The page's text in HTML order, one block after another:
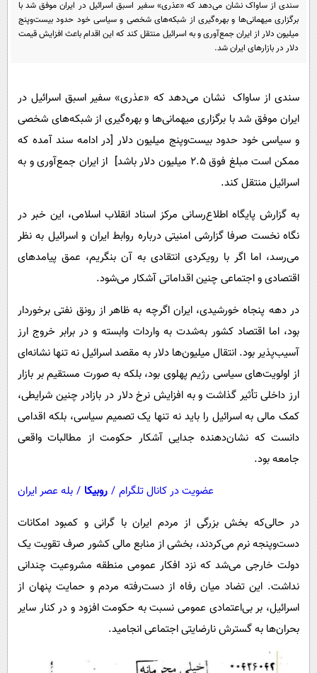
سرگرمی
فناوری
سلامت
فرهنگی
اجتماعی
حیات وحش
پیامک
روانشناسی
سندی از ساواک نشان می‌دهد که «عذری» سفیر اسبق اسرائیل در ایران موفق شد با
برگزاری میهمانی‌ها و بهره‌گیری از شبکه‌های شخصی و سیاسی خود حدود بیست‌وپنج
میلیون دلار از ایران جمع‌آوری و به اسرائیل منتقل کند که این اقدام باعث افزایش قیمت
دلار در بازارهای ایران شد.
سندی از ساواک نشان می‌دهد که «عذری» سفیر اسبق اسرائیل در
ایران موفق شد با برگزاری میهمانی‌ها و بهره‌گیری از شبکه‌های شخصی
و سیاسی خود حدود بیست‌وپنج میلیون دلار [در ادامه سند آمده که
ممکن است مبلغ فوق ۲.۵ میلیون دلار باشد] از ایران جمع‌آوری و به
اسرائیل منتقل کند.
به گزارش پایگاه اطلاع‌رسانی مرکز اسناد انقلاب اسلامی، این خبر در
نگاه نخست صرفا گزارشی امنیتی درباره روابط ایران و اسرائیل به نظر
می‌رسد، اما اگر با رویکردی انتقادی به آن بنگریم، عمق پیامدهای
اقتصادی و اجتماعی چنین اقداماتی آشکار می‌شود.
در دهه پنجاه خورشیدی، ایران اگرچه به ظاهر از رونق نفتی برخوردار
بود، اما اقتصاد کشور به‌شدت به واردات وابسته و در برابر خروج ارز
آسیب‌پذیر بود. انتقال میلیون‌ها دلار به مقصد اسرائیل نه تنها نشانه‌ای
از اولویت‌های سیاسی رژیم پهلوی بود، بلکه به صورت مستقیم بر بازار
ارز داخلی تأثیر گذاشت و به افزایش نرخ دلار در بازادر چنین شرایطی،
کمک مالی به اسرائیل را باید نه تنها یک تصمیم سیاسی، بلکه اقدامی
دانست که نشان‌دهنده جدایی آشکار حکومت از مطالبات واقعی
جامعه بود.
عضویت در کانال تلگرام / روبیکا / بله عصر ایران
در حالی‌که بخش بزرگی از مردم ایران با گرانی و کمبود امکانات
دست‌وپنجه نرم می‌کردند، بخشی از منابع مالی کشور صرف تقویت یک
دولت خارجی می‌شد که نزد افکار عمومی منطقه مشروعیت چندانی
نداشت. این تضاد میان رفاه از دست‌رفته مردم و حمایت پنهان از
اسرائیل، بر بی‌اعتمادی عمومی نسبت به حکومت افزود و در کنار سایر
بحران‌ها به گسترش نارضایتی اجتماعی انجامید.